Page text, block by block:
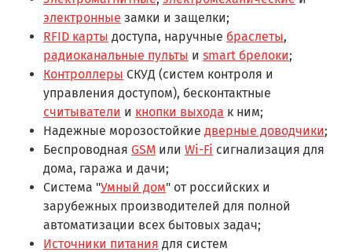
электронные замки и защелки;
RFID карты доступа, наручные браслеты,
радиоканальные пульты и smart брелоки;
Контроллеры СКУД (систем контроля и
управления доступом), бесконтактные
считыватели и кнопки выхода к ним;
Надежные морозостойкие дверные доводчики;
Беспроводная GSM или Wi-Fi сигнализация для
дома, гаража и дачи;
Система "Умный дом" от российских и
зарубежных производителей для полной
автоматизации всех бытовых задач;
Источники питания для систем